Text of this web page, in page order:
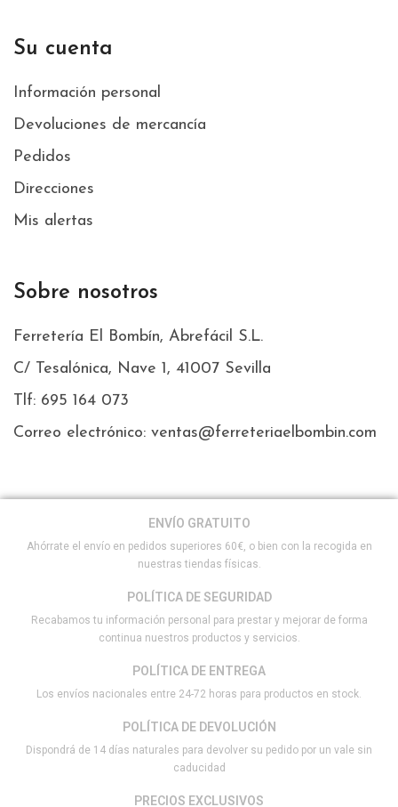
Su cuenta
Información personal
Devoluciones de mercancía
Pedidos
Direcciones
Mis alertas
Sobre nosotros
Ferretería El Bombín, Abrefácil S.L.
C/ Tesalónica, Nave 1, 41007 Sevilla
Tlf: 695 164 073
Correo electrónico: ventas@ferreteriaelbombin.com
ENVÍO GRATUITO
Ahórrate el envío en pedidos superiores 60€, o bien con la recogida en
nuestras tiendas físicas.
POLÍTICA DE SEGURIDAD
Recabamos tu información personal para prestar y mejorar de forma
continua nuestros productos y servicios.
POLÍTICA DE ENTREGA
Los envíos nacionales entre 24-72 horas para productos en stock.
POLÍTICA DE DEVOLUCIÓN
Dispondrá de 14 días naturales para devolver su pedido por un vale sin
caducidad
PRECIOS EXCLUSIVOS